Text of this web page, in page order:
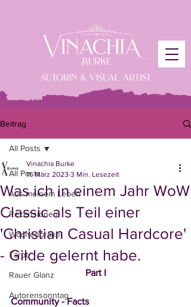
Beitrag
All Posts
Aus meinem Leben
Rezensionen
Wochenorakel
Tarot
Rauer Glanz
Autorensonntag
All Posts
Was ich in einem Jahr WoW
Classic als Teil einer
'Christian Casual Hardcore'
- Gilde gelernt habe.
Vinachia Burke
11. März 2023 3 Min. Lesezeit
Part I
Community - Facts